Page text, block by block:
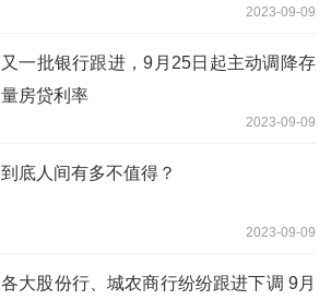
2023-09-09
又一批银行跟进，9月25日起主动调降存
量房贷利率
2023-09-09
到底人间有多不值得？
2023-09-09
各大股份行、城农商行纷纷跟进下调 9月